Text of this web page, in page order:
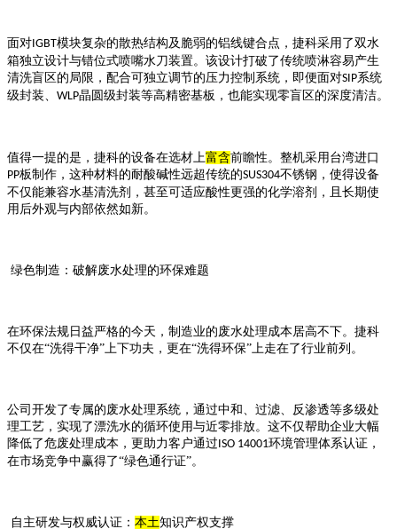
面对IGBT模块复杂的散热结构及脆弱的铝线键合点，捷科采用了双水
箱独立设计与错位式喷嘴水刀装置。该设计打破了传统喷淋容易产生
清洗盲区的局限，配合可独立调节的压力控制系统，即便面对SIP系统
级封装、 WLP晶圆级封装等高精密基板，也能实现零盲区的深度清洁。
值得一提的是，捷科的设备在选材上富含前瞻性。整机采用台湾进口
PP板制作，这种材料的耐酸碱性远超传统的SUS304不锈钢，使得设备
不仅能兼容水基清洗剂，甚至可适应酸性更强的化学溶剂，且长期使
用后外观与内部依然如新。
绿色制造：破解废水处理的环保难题
在环保法规日益严格的今天，制造业的废水处理成本居高不下。捷科
不仅在“洗得干净”上下功夫，更在“洗得环保”上走在了行业前列。
公司开发了专属的废水处理系统，通过中和、过滤、反渗透等多级处
理工艺，实现了漂洗水的循环使用与近零排放。这不仅帮助企业大幅
降低了危废处理成本，更助力客户通过ISO 14001环境管理体系认证，
在市场竞争中赢得了“绿色通行证”。
自主研发与权威认证： 本土知识产权支撑